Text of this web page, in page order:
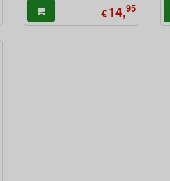
€14,95